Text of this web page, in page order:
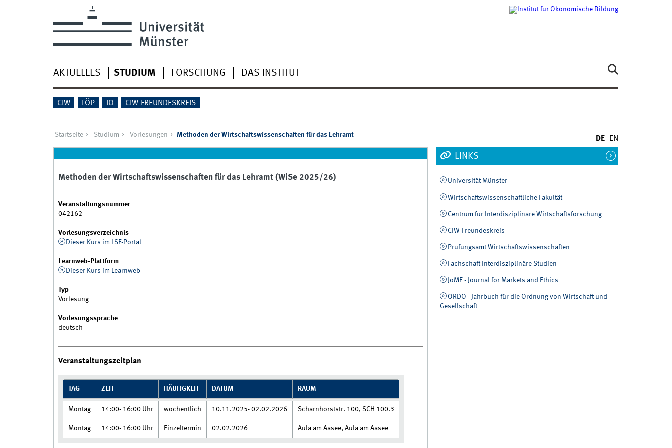
AKTUELLES STUDIUM FORSCHUNG DAS INSTITUT
CIW LÖP IO CIW-FREUNDESKREIS
DE EN
Startseite Studium Vorlesungen Methoden der Wirtschaftswissenschaften für das Lehramt
Methoden der Wirtschaftswissenschaften für das Lehramt (WiSe 2025/26)
Veranstaltungsnummer
042162
Vorlesungsverzeichnis
Dieser Kurs im LSF-Portal
Learnweb-Plattform
Dieser Kurs im Learnweb
Typ
Vorlesung
Vorlesungssprache
deutsch
Veranstaltungszeitplan
TAG ZEIT HÄUFIGKEIT DATUM RAUM
Montag 14:00- 16:00 Uhr wöchentlich 10.11.2025- 02.02.2026 Scharnhorststr. 100, SCH 100.3
Montag 14:00- 16:00 Uhr Einzeltermin 02.02.2026 Aula am Aasee, Aula am Aasee
LINKS
Universität Münster
Wirtschaftswissenschaftliche Fakultät
Centrum für Interdisziplinäre Wirtschaftsforschung
CIW-Freundeskreis
Prüfungsamt Wirtschaftswissenschaften
Fachschaft Interdisziplinäre Studien
JoME - Journal for Markets and Ethics
ORDO - Jahrbuch für die Ordnung von Wirtschaft und
Gesellschaft